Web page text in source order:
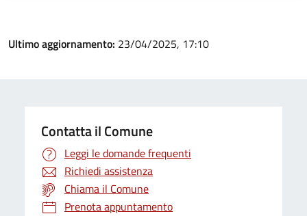
Ultimo aggiornamento: 23/04/2025, 17:10
Contatta il Comune
Leggi le domande frequenti
Richiedi assistenza
Chiama il Comune
Prenota appuntamento